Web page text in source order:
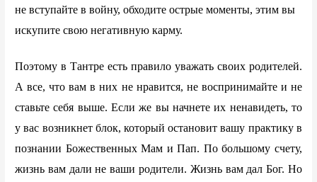
не вступайте в войну, обходите острые моменты, этим вы
искупите свою негативную карму.
Поэтому в Тантре есть правило уважать своих родителей.
А все, что вам в них не нравится, не воспринимайте и не
ставьте себя выше. Если же вы начнете их ненавидеть, то
у вас возникнет блок, который остановит вашу практику в
познании Божественных Мам и Пап. По большому счету,
жизнь вам дали не ваши родители. Жизнь вам дал Бог. Но